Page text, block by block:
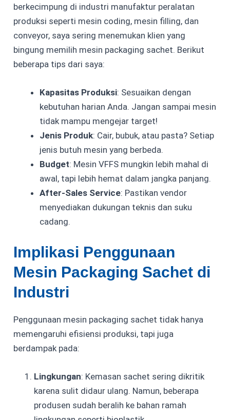
berkecimpung di industri manufaktur peralatan
produksi seperti mesin coding, mesin filling, dan
conveyor, saya sering menemukan klien yang
bingung memilih mesin packaging sachet. Berikut
beberapa tips dari saya:
Kapasitas Produksi: Sesuaikan dengan
kebutuhan harian Anda. Jangan sampai mesin
tidak mampu mengejar target!
Jenis Produk: Cair, bubuk, atau pasta? Setiap
jenis butuh mesin yang berbeda.
Budget: Mesin VFFS mungkin lebih mahal di
awal, tapi lebih hemat dalam jangka panjang.
After-Sales Service: Pastikan vendor
menyediakan dukungan teknis dan suku
cadang.
Implikasi Penggunaan
Mesin Packaging Sachet di
Industri
Penggunaan mesin packaging sachet tidak hanya
memengaruhi efisiensi produksi, tapi juga
berdampak pada:
Lingkungan: Kemasan sachet sering dikritik
karena sulit didaur ulang. Namun, beberapa
produsen sudah beralih ke bahan ramah